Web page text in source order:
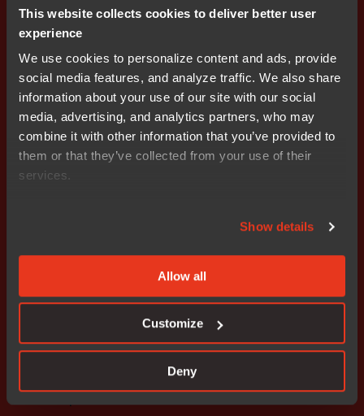
This website collects cookies to deliver better user
experience
We use cookies to personalize content and ads, provide
social media features, and analyze traffic. We also share
information about your use of our site with our social
media, advertising, and analytics partners, who may
combine it with other information that you’ve provided to
them or that they’ve collected from your use of their
services.
Show details
Allow all
Customize
Deny
Utdrag ur rapporten – januari - september 2007:
• Omsättningen uppgick till 377,6 (345,0) MSEK för
under det tredje kvartalet
• Rörelsemarginalen för kvarvarande verksamheter
uppgick till 11,0 procent för niomånadersperioden,
jämfört med 5,8 procent inklusive avyttrade
verksamheter.
• Rörelseresultatet för kvarvarande verksamheter
uppgick till 41,4 (38,8) MSEK, varav 13,3 (12,5) MSEK
• Resultat före avskrivningar av immateriella tillgångar
verksamheter, varav 14,2 (13,5) MSEK under det tredje
• Resultat per aktie uppgick till 0,28 (0,27) SEK för
kvarvarande verksamheter, varav 0,09 (0,09) under det
tredje kvartalet